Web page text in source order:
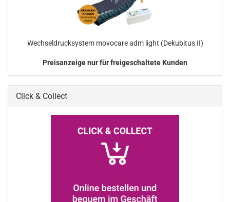
Wechseldrucksystem movocare adm light (Dekubitus II)
Preisanzeige nur für freigeschaltete Kunden
Click & Collect